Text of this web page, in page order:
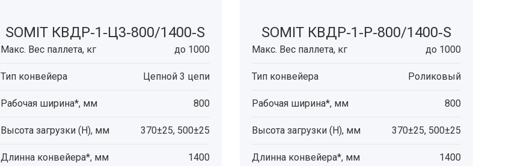
SOMIT КВДР‑1‑Ц3‑800/1400‑S
Макс. Вес паллета, кг до 1000
Тип конвейера Цепной 3 цепи
Рабочая ширина*, мм 800
Высота загрузки (H), мм 370±25, 500±25
Длинна конвейера*, мм 1400
SOMIT КВДР‑1‑Р‑800/1400‑S
Макс. Вес паллета, кг до 1000
Тип конвейера Роликовый
Рабочая ширина*, мм 800
Высота загрузки (H), мм 370±25, 500±25
Длинна конвейера*, мм 1400